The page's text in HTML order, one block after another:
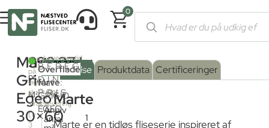
0
Forside/Shop/Fliser og klinker
Marte
Grigio
Egeo
30×60
393,37kr.
pr.
M²
51.84m2
på
lager
til
strakslevering
(1-
3
Leveringstid
fra
fjernlager:
3
uger
Serie
farve:
GRIGIO
EGEO
Overflade:
Mat
Mat
BEREGN
DIN
PRIS
Angiv
antal
1
Beskrivelse Produktdata Certificeringer
Marte
Marte er en tidløs fliseserie inspireret af